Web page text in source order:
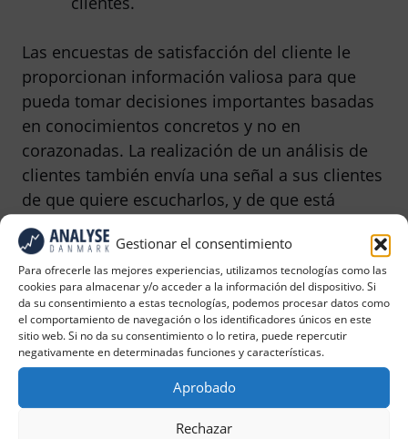
Gestionar el consentimiento
Para ofrecerle las mejores experiencias, utilizamos tecnologías como las
cookies para almacenar y/o acceder a la información del dispositivo. Si
da su consentimiento a estas tecnologías, podemos procesar datos como
el comportamiento de navegación o los identificadores únicos en este
sitio web. Si no da su consentimiento o lo retira, puede repercutir
negativamente en determinadas funciones y características.
Aprobado
Rechazar
Las encuestas de satisfacción del cliente le
proporcionan información valiosa para que
pueda tomar decisiones importantes basadas
en conocimientos concretos y no en
corazonadas. La realización de un análisis de
clientes también envía una señal a sus clientes
de que quiere escucharlos, y de que está
interesado en mejorar la experiencia del
cliente.